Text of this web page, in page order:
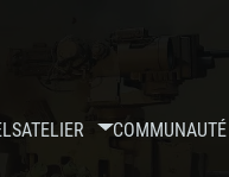
ATELIER COMMUNAUTÉ